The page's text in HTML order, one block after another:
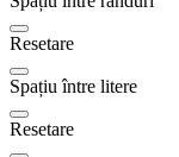
Resetare
Spațiu între litere
Resetare